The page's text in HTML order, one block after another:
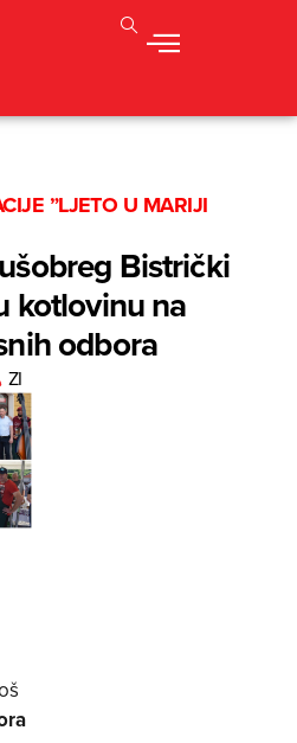
”LJETO U MARIJI
Bistrički
kotlovinu na
odbora
ZI